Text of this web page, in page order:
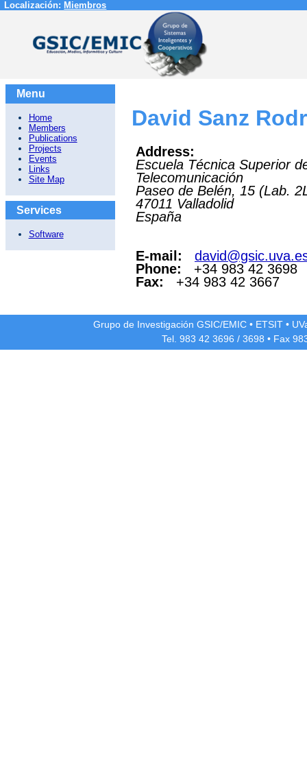
Localización: Miembros
Menu
Home
Members
Publications
Projects
Events
Links
Site Map
Services
Software
David Sanz
Address:
Escuela Técnica Superior
Telecomunicación
Paseo de Belén, 15 (Lab.
47011 Valladolid
España
E-mail:
Phone:
+34 983 42 3698
Fax:
+34 983 42 3667
Grupo de Investigación GSIC/EMIC • ETSIT •
Tel. 983 42 3696 / 3698 • Fax